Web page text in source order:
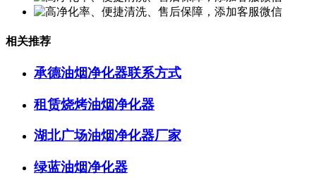
相关推荐
承德油烟净化器联系方式
租赁烧烤油烟净化器
湖北广场油烟净化器厂家
绿蓝油烟净化器